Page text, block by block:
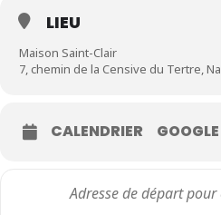
LIEU
Maison Saint-Clair
7, chemin de la Censive du Tertre,
CALENDRIER